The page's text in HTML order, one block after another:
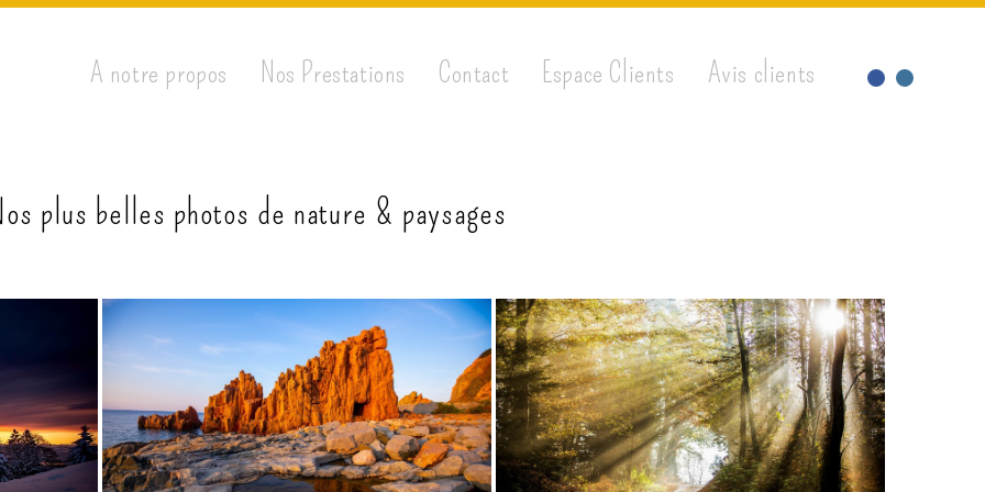
A notre propos Nos Prestations Contact Espace Clients Avis clients
plus belles photos de nature & paysages